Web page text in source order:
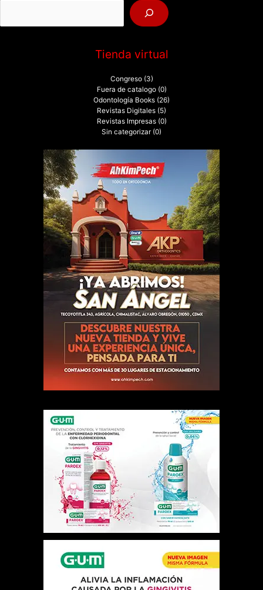
:
Tienda virtual
Congreso (3)
Fuera de catalogo (0)
Odontología Books (26)
Revistas Digitales (5)
Revistas Impresas (0)
Sin categorizar (0)